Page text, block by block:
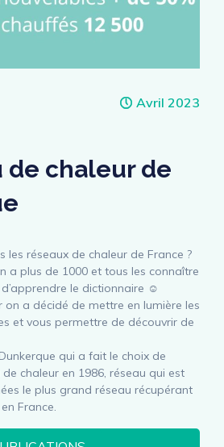
Avril 2023
de chaleur de
les réseaux de chaleur de France ?
a plus de 1000 et tous les connaître
d’apprendre le dictionnaire ☺
on a décidé de mettre en lumière les
et vous permettre de découvrir de
qui a fait le choix de
de chaleur en 1986, réseau qui est
le plus grand réseau récupérant
France.